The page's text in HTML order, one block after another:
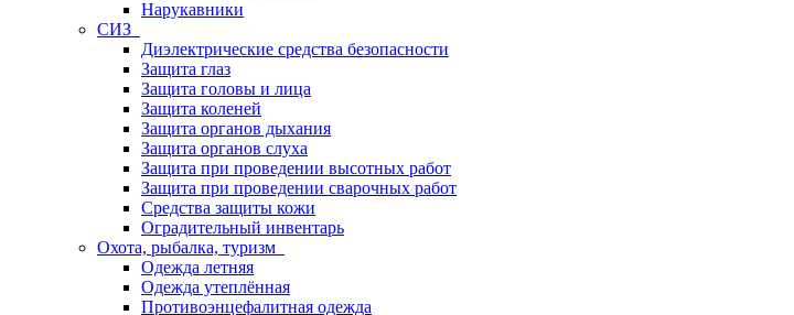
Нарукавники
СИЗ
Диэлектрические средства безопасности
Защита глаз
Защита головы и лица
Защита коленей
Защита органов дыхания
Защита органов слуха
Защита при проведении высотных работ
Защита при проведении сварочных работ
Средства защиты кожи
Оградительный инвентарь
Охота, рыбалка, туризм
Одежда летняя
Одежда утеплённая
Противоэнцефалитная одежда